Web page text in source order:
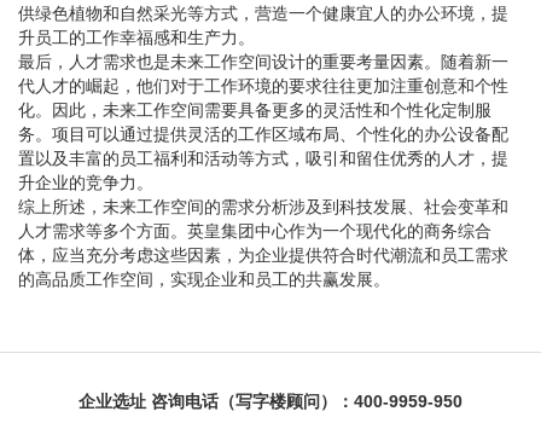
供绿色植物和自然采光等方式，营造一个健康宜人的办公环境，提
升员工的工作幸福感和生产力。
最后，人才需求也是未来工作空间设计的重要考量因素。随着新一
代人才的崛起，他们对于工作环境的要求往往更加注重创意和个性
化。因此，未来工作空间需要具备更多的灵活性和个性化定制服
务。项目可以通过提供灵活的工作区域布局、个性化的办公设备配
置以及丰富的员工福利和活动等方式，吸引和留住优秀的人才，提
升企业的竞争力。
综上所述，未来工作空间的需求分析涉及到科技发展、社会变革和
人才需求等多个方面。英皇集团中心作为一个现代化的商务综合
体，应当充分考虑这些因素，为企业提供符合时代潮流和员工需求
的高品质工作空间，实现企业和员工的共赢发展。
企业选址 咨询电话（写字楼顾问）：400-9959-950